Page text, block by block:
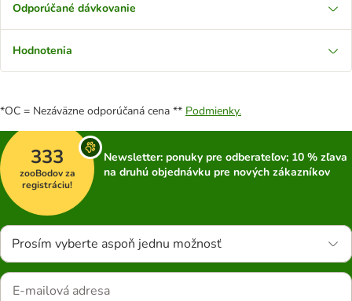
Odporúčané dávkovanie
Hodnotenia
*OC = Nezáväzne odporúčaná cena ** Podmienky.
333
zooBodov za
registráciu!
Newsletter: ponuky pre odberateľov; 10 % zľava
na druhú objednávku pre nových zákazníkov
Prosím vyberte aspoň jednu možnosť